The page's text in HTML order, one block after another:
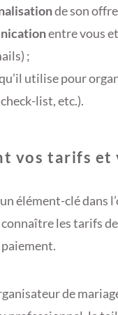
de son
entre vous
;
utilise pour
list, etc.).
vos tarifs et
élément-clé dans
les tarifs
de